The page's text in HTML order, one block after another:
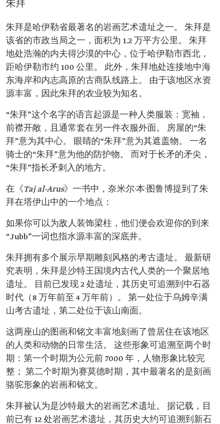
朱拜
朱拜是哈伊勒省最著名的岩画艺术遗址之一。 朱拜是
该省的市政当局之一，面积为 1.2 万平方公里。 朱拜
地处浩瀚的内夫得沙漠的中心，位于哈伊勒市西北，
距哈伊勒市约 100 公里。 此外，朱拜地处连接地中海
东海岸和内志高原的古商队线路上。 由于该地区水资
源丰富，因此朱拜的农业较为知名。
“朱拜”这个名字的语言起源是一种人类服装：宽袖，
前襟开敞，且通常套在另一件衣服外面。 房屋的“朱
拜”意为其中心。 眼睛的“朱拜”意为其遮盖物。 一名
骑士的“朱拜”意为他的防护物。 而对于长矛的矛尖，
“朱拜”指长矛刺入的地方。
在《Taj al-Arus》一书中，奈米尔·本·图鲁博提到了朱
拜在塔伊山中的一个地点：
如果你可以为敌人装饰梁柱，他们便会欢迎你的到来
“Jubb”一词也指水源丰富的深底井。
朱拜拥有多个展示早期雕刻风格的考古遗址。 最新研
究表明，朱拜是沙特王国境内古代人类的一个聚居地
遗址。 目前已发现 2 处遗址，其历史可追溯到中石器
时代（8 万年前至 4 万年前）。 第一处位于乌姆辛满
山考古遗址，第二处位于该山南面。
这两座山的图画和铭文丰富地刻画了曾居住在该地区
的人类和动物的日常生活。 这些形象可追溯至两个时
期：第一个时期为公元前 7000 年，人物形象比较完
整； 第二个时期为赛莫德时期，其中最著名的是刻画
骆驼形象的岩画和铭文。
朱拜被认为是沙特最大的岩画艺术遗址。 据记载，目
前已有 12 处岩画艺术遗址，其历史大约可追溯到新石